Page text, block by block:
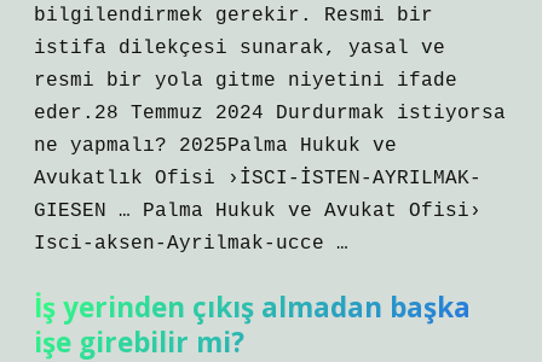
bilgilendirmek gerekir. Resmi bir
istifa dilekçesi sunarak, yasal ve
resmi bir yola gitme niyetini ifade
eder.28 Temmuz 2024 Durdurmak istiyorsa
ne yapmalı? 2025Palma Hukuk ve
Avukatlık Ofisi ›İSCI-İSTEN-AYRILMAK-
GIESEN … Palma Hukuk ve Avukat Ofisi›
Isci-aksen-Ayrilmak-ucce …
İş yerinden çıkış almadan başka
işe girebilir mi?